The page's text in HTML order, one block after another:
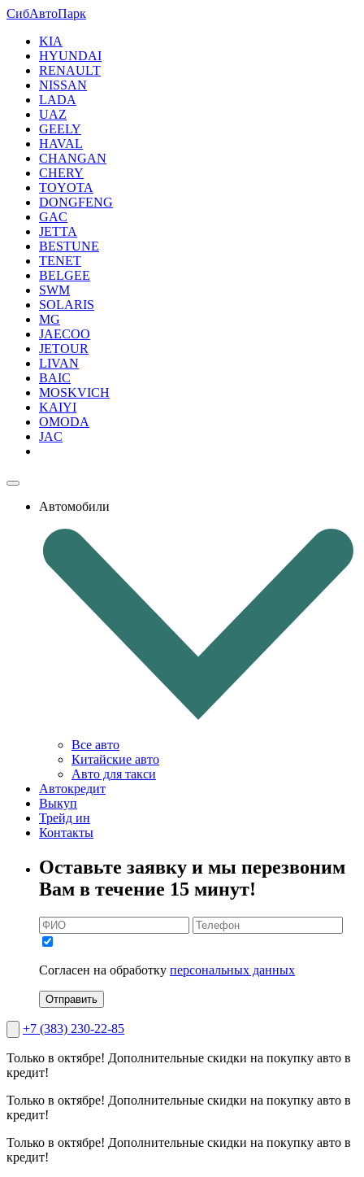
СибАвтоПарк
KIA
HYUNDAI
RENAULT
NISSAN
LADA
UAZ
GEELY
HAVAL
CHANGAN
CHERY
TOYOTA
DONGFENG
GAC
JETTA
BESTUNE
TENET
BELGEE
SWM
SOLARIS
MG
JAECOO
JETOUR
LIVAN
BAIC
MOSKVICH
KAIYI
OMODA
JAC
Автомобили
Все авто
Китайские авто
Авто для такси
Автокредит
Выкуп
Трейд ин
Контакты
Оставьте заявку и мы перезвоним
Вам в течение 15 минут!
Согласен на обработку персональных данных
Отправить
+7 (383) 230-22-85
Только в октябре! Дополнительные скидки на покупку авто в
кредит!
Только в октябре! Дополнительные скидки на покупку авто в
кредит!
Только в октябре! Дополнительные скидки на покупку авто в
кредит!